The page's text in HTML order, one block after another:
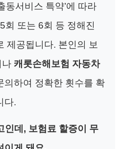
동서비스 특약’에 따라
회 또는 6회 등 정해진
제공됩니다. 본인의 보
나 캐롯손해보험 자동차
의하여 정확한 횟수를 확
다.
인데, 보험료 할증이 무